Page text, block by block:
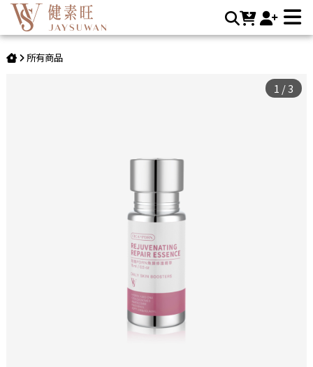
玫瑰PDRN煥顏修護精華 (15ml/瓶) | JAYSUWAN健素旺
所有商品
1 /3